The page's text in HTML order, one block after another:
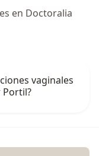
en Doctoralia
vaginales